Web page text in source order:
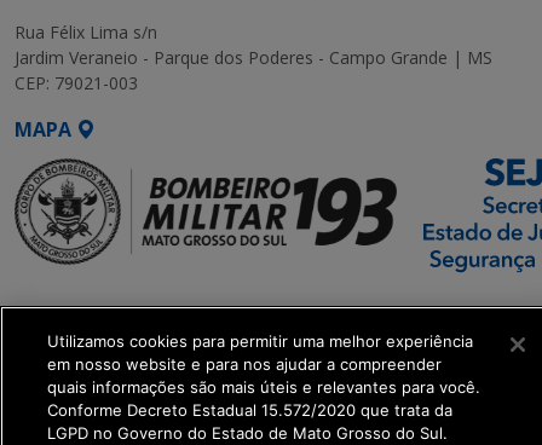
Rua Félix Lima s/n
Jardim Veraneio - Parque dos Poderes - Campo Grande | MS
CEP: 79021-003
MAPA
SETDIG | Secretaria-
Executiva de
Transformação Digital
get_footer();
Utilizamos cookies para permitir uma melhor experiência
em nosso website e para nos ajudar a compreender
quais informações são mais úteis e relevantes para você.
Conforme Decreto Estadual 15.572/2020 que trata da
LGPD no Governo do Estado de Mato Grosso do Sul.